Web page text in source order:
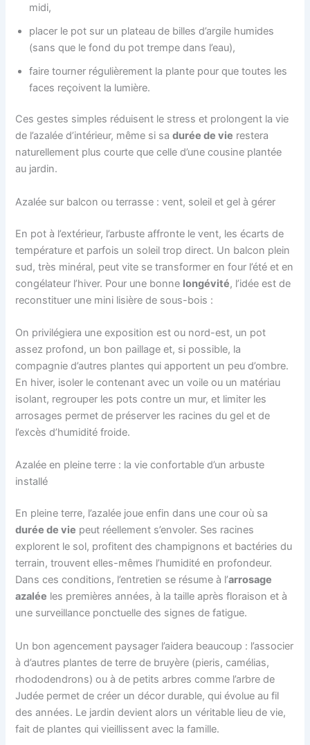
midi,
placer le pot sur un plateau de billes d’argile humides
(sans que le fond du pot trempe dans l’eau),
faire tourner régulièrement la plante pour que toutes les
faces reçoivent la lumière.
Ces gestes simples réduisent le stress et prolongent la vie
de l’azalée d’intérieur, même si sadurée de vie restera
naturellement plus courte que celle d’une cousine plantée
au jardin.
Azalée sur balcon ou terrasse : vent, soleil et gel à gérer
En pot à l’extérieur, l’arbuste affronte le vent, les écarts de
température et parfois un soleil trop direct. Un balcon plein
sud, très minéral, peut vite se transformer en four l’été et en
congélateur l’hiver. Pour une bonne longévité, l’idée est de
reconstituer une mini lisière de sous-bois :
On privilégiera une exposition est ou nord-est, un pot
assez profond, un bon paillage et, si possible, la
compagnie d’autres plantes qui apportent un peu d’ombre.
En hiver, isoler le contenant avec un voile ou un matériau
isolant, regrouper les pots contre un mur, et limiter les
arrosages permet de préserver les racines du gel et de
l’excès d’humidité froide.
Azalée en pleine terre : la vie confortable d’un arbuste
installé
En pleine terre, l’azalée joue enfin dans une cour où sa
durée de vie peut réellement s’envoler. Ses racines
explorent le sol, profitent des champignons et bactéries du
terrain, trouvent elles-mêmes l’humidité en profondeur.
Dans ces conditions, l’entretien se résume à l’arrosage
azalée les premières années, à la taille après floraison et à
une surveillance ponctuelle des signes de fatigue.
Un bon agencement paysager l’aidera beaucoup : l’associer
à d’autres plantes de terre de bruyère (pieris, camélias,
rhododendrons) ou à de petits arbres comme l’arbre de
Judée permet de créer un décor durable, qui évolue au fil
des années. Le jardin devient alors un véritable lieu de vie,
fait de plantes qui vieillissent avec la famille.